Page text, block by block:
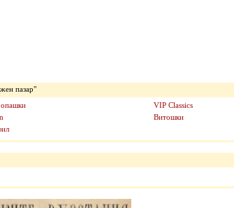
пазар"
VIP Classics
Витошки